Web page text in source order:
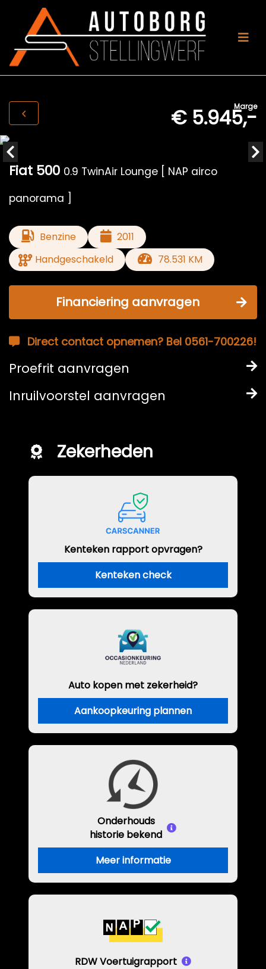
Marge
€ 5.945,-
Fiat 500 0.9 TwinAir Lounge [ NAP airco
panorama ]
Benzine
2011
Handgeschakeld
78.531 KM
Financiering aanvragen
Direct contact opnemen? Bel 0561-700226!
Proefrit aanvragen
Inruilvoorstel aanvragen
Zekerheden
Kenteken rapport opvragen?
Kenteken check
Auto kopen met zekerheid?
Aankoopkeuring plannen
Onderhouds
historie bekend
Meer informatie
RDW Voertuigrapport